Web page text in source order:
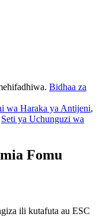
Bidhaa za
wa Haraka ya Antijeni,
Seti ya Uchunguzi wa
Fomu
ili kutafuta au ESC